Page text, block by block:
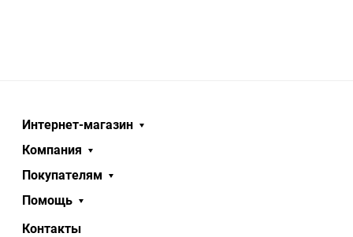
Интернет-магазин
Компания
Покупателям
Помощь
Контакты